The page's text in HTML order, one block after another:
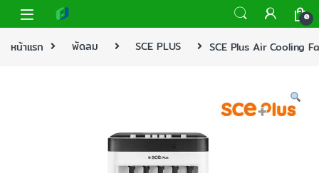
0
หน้าแรก พัดลม SCE PLUS SCE Plus Air Cooling